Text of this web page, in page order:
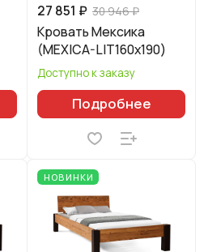
27 851 ₽ 30 946 ₽
Кровать Мексика
(MEXICA-LIT160х190)
Доступно к заказу
Подробнее
НОВИНКИ